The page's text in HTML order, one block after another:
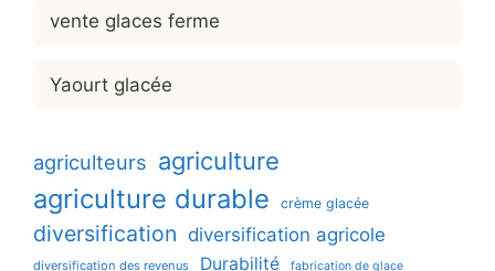
vente glaces ferme
Yaourt glacée
agriculteurs agriculture
agriculture durable crème glacée
diversification diversification agricole
diversification des revenus Durabilité fabrication de glace